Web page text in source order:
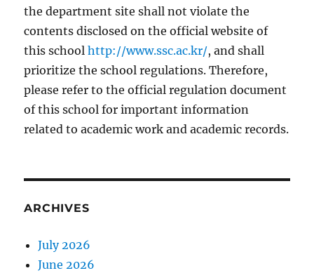
the department site shall not violate the
contents disclosed on the official website of
this schoolhttp://www.ssc.ac.kr/, and shall
prioritize the school regulations. Therefore,
please refer to the official regulation document
of this school for important information
related to academic work and academic records.
ARCHIVES
July 2026
June 2026